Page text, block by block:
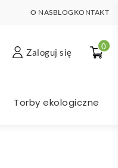
O NASBLOG KONTAKT
Zaloguj się
0
Torby ekologiczne